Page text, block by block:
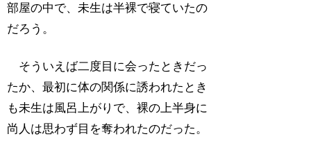
部屋の中で、未生は半裸で寝ていたの
だろう。
そういえば二度目に会ったときだっ
たか、最初に体の関係に誘われたとき
も未生は風呂上がりで、裸の上半身に
尚人は思わず目を奪われたのだった。